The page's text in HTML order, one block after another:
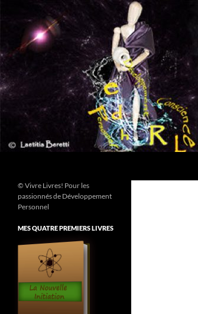
contenu
© Vivre Livres! Pour les
passionnés de Développement
Personnel
MES QUATRE PREMIERS LIVRES